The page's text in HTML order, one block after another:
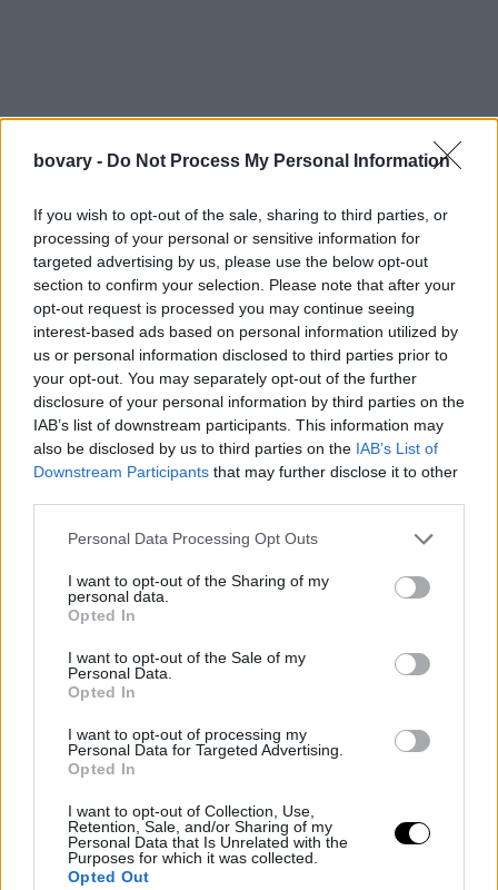
bovary - Do Not Process My Personal Information
If you wish to opt-out of the sale, sharing to third parties, or
processing of your personal or sensitive information for
targeted advertising by us, please use the below opt-out
section to confirm your selection. Please note that after your
opt-out request is processed you may continue seeing
interest-based ads based on personal information utilized by
us or personal information disclosed to third parties prior to
your opt-out. You may separately opt-out of the further
disclosure of your personal information by third parties on the
IAB’s list of downstream participants. This information may
also be disclosed by us to third parties on the IAB’s List of
Downstream Participants that may further disclose it to other
Personal Data Processing Opt Outs
I want to opt-out of the Sharing of my
personal data.
Opted In
I want to opt-out of the Sale of my
Personal Data.
Opted In
I want to opt-out of processing my
Personal Data for Targeted Advertising.
Opted In
I want to opt-out of Collection, Use,
Retention, Sale, and/or Sharing of my
Personal Data that Is Unrelated with the
Purposes for which it was collected.
Opted Out
«Ήμουν πάντα χαλαρή με το σώμα μου. Στη Γερμανία το να
κάνεις ηλιοθεραπεία γυμνός δεν είναι πρόβλημα, ο καθένας
κοιτάζει τη δουλειά του. Δεν μπορείς να το κάνεις αυτό στην
πρώην Γιουγκοσλαβία ή την Ιταλία κάναμε γυμνοί μπάνιο στις
παραλίες. Οι γονείς μου και οι θείοι μου ξάπλωναν γυμνοί,
φτιάχναμε κολιέ με κοχύλια στην παραλία», δήλωσε το